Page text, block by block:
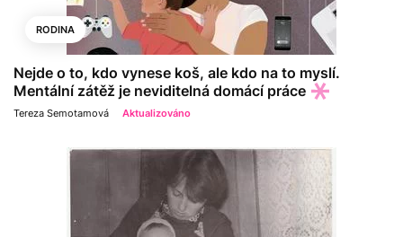
RODINA
Nejde o to, kdo vynese koš, ale kdo na to myslí.
Mentální zátěž je neviditelná domácí práce
Tereza Semotamová Aktualizováno